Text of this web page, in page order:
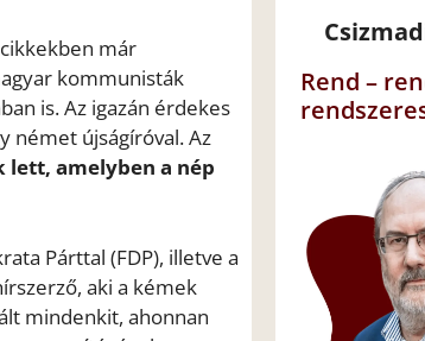
már
kommunisták
is. Az igazán érdekes
német újságíróval. Az
lett, amelyben a nép
Párttal (FDP), illetve a
aki a kémek
mindenkit, ahonnan
Rend –